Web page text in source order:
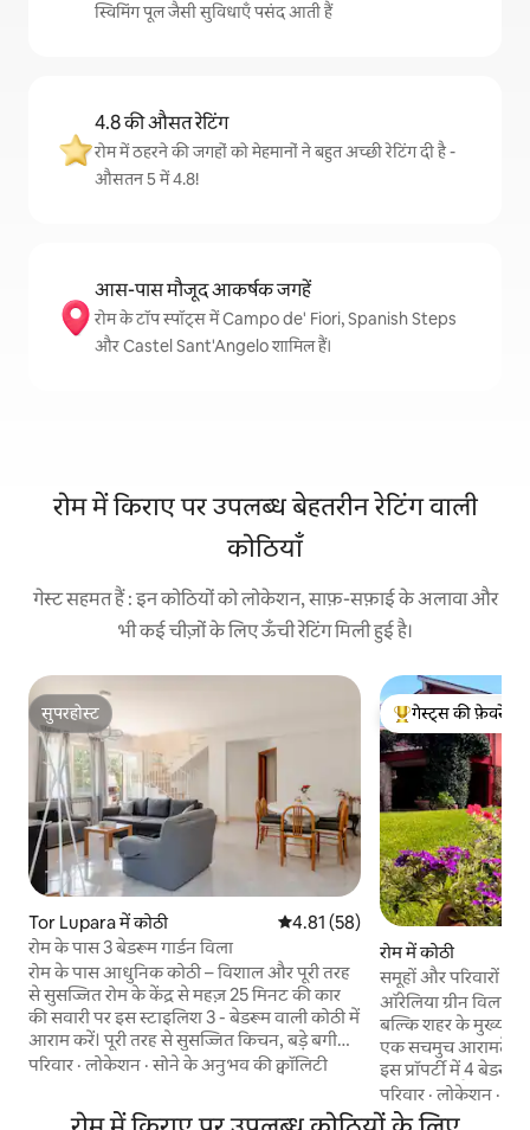
स्विमिंग पूल जैसी सुविधाएँ पसंद आती हैं
4.8 की औसत रेटिंग
रोम में ठहरने की जगहों को मेहमानों ने बहुत अच्छी रेटिंग दी है -
औसतन 5 में 4.8!
आस-पास मौजूद आकर्षक जगहें
रोम के टॉप स्पॉट्स में Campo de' Fiori, Spanish Steps
और Castel Sant'Angelo शामिल हैं।
रोम में किराए पर उपलब्ध बेहतरीन रेटिंग वाली
कोठियाँ
गेस्ट सहमत हैं : इन कोठियों को लोकेशन, साफ़-सफ़ाई के अलावा और
भी कई चीज़ों के लिए ऊँची रेटिंग मिली हुई है।
सुपरहोस्ट
सुपरहोस्ट
Tor Lupara में कोठी औसत रेटिंग 5 में से 4.81, 58 समीक्षाएँ
4.81 (58)
रोम के पास 3 बेडरूम गार्डन विला
रोम के पास आधुनिक कोठी – विशाल और पूरी तरह
से सुसज्जित रोम के केंद्र से महज़ 25 मिनट की कार
की सवारी पर इस स्टाइलिश 3 - बेडरूम वाली कोठी में
आराम करें। पूरी तरह से सुसज्जित किचन, बड़े बगीचे,
BBQ, लॉन्ड्री रूम और पार्किंग के साथ, यह परिवारों,
समूहों और लंबी बुकिंग के लिए एकदम सही है। बड़ी
स्क्रीन वाले टीवी, मुफ़्त वाई-फ़ाई और आराम करने
परिवार ·लोकेशन ·सोने के अनुभव की क्वॉलिटी
गेस्ट्स का टॉप फ़ेवरेट
गेस्ट्स की फ़ेवरेट
रोम में कोठी
समूहों और परिवारों के
ऑरेलिया ग्रीन विला
बल्कि शहर के मुख्य
एक सचमुच आरामदेह
इस प्रॉपर्टी में 4
कॉमन जगहें हैं, जिनमें
रूम और सभी
परिवार ·लोकेशन ·